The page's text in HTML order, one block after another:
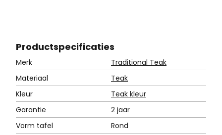
Productspecificaties
Merk
Traditional Teak
Materiaal
Teak
Kleur
Teak kleur
Garantie
2 jaar
Vorm tafel
Rond